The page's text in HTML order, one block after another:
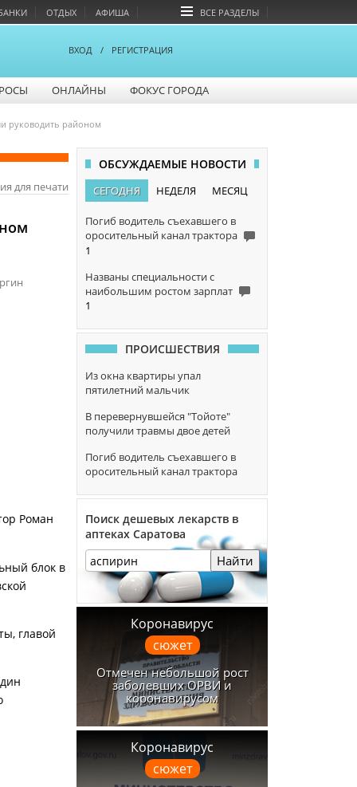
ОТДЫХ АФИША ВСЕ РАЗДЕЛЫ
ВХОД / РЕГИСТРАЦИЯ
ОНЛАЙНЫ ФОКУС ГОРОДА
руководить районом
для печати
Роман
блок в
главой
ОБСУЖДАЕМЫЕ НОВОСТИ
СЕГОДНЯ НЕДЕЛЯ МЕСЯЦ
Погиб водитель съехавшего в
оросительный канал трактора
1
Названы специальности с
наибольшим ростом зарплат
1
ПРОИСШЕСТВИЯ
Из окна квартиры упал
пятилетний мальчик
В перевернувшейся "Тойоте"
получили травмы двое детей
Погиб водитель съехавшего в
оросительный канал трактора
Поиск дешевых лекарств в
аптеках Саратова
Найти
Коронавирус
сюжет
Отмечен небольшой рост
заболевших ОРВИ и
коронавирусом
Коронавирус
сюжет